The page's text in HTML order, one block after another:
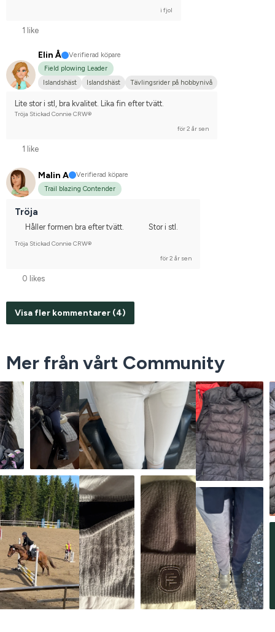
i fjol
1 like
Elin Å
Verifierad köpare
Field plowing Leader
Islandshäst
Islandshäst Tävlingsrider på hobbynivå
Lite stor i stl, bra kvalitet. Lika fin efter tvätt.
Tröja Stickad Connie CRW®
för 2 år sen
1 like
Malin A
Verifierad köpare
Trail blazing Contender
Tröja
Håller formen bra efter tvätt. Stor i stl.
Tröja Stickad Connie CRW®
för 2 år sen
0 likes
Visa fler kommentarer (4)
Mer från vårt Community